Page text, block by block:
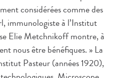
considérées comme des
immunologiste à l’Institut
Elie Metchnikoff montre, à
nous être bénéfiques. » La
Pasteur (années 1920),